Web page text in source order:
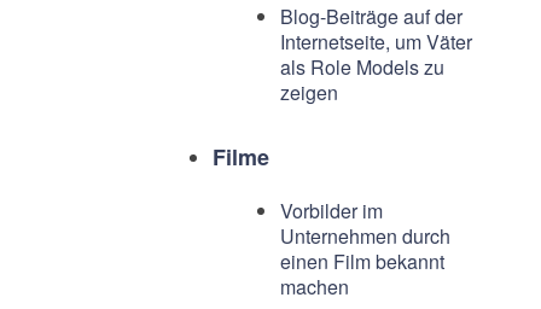
Blog-Beiträge auf der
Internetseite, um Väter
als Role Models zu
zeigen
Filme
Vorbilder im
Unternehmen durch
einen Film bekannt
machen